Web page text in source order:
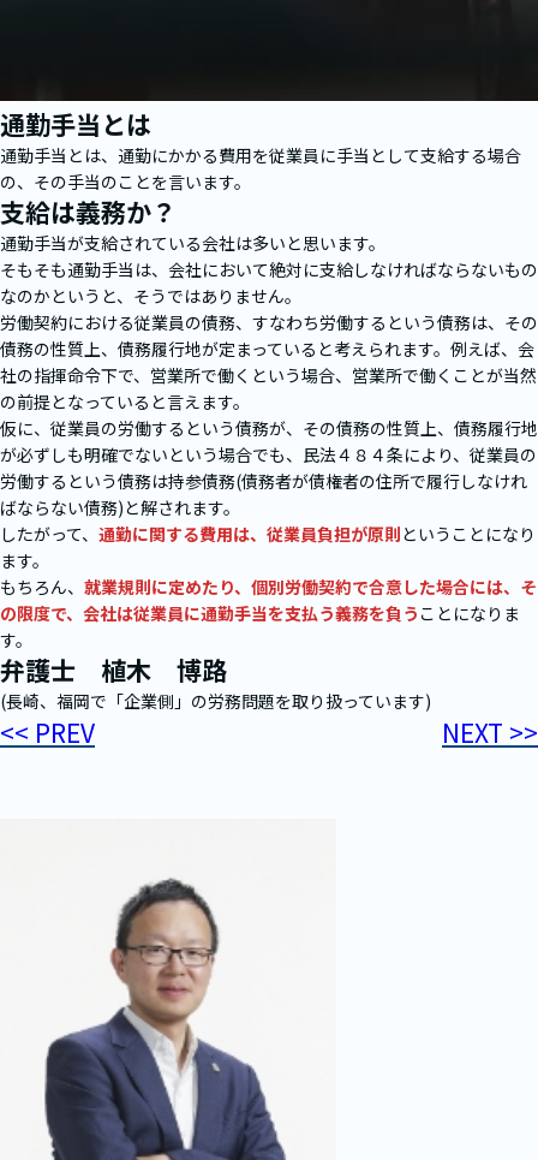
通勤手当とは
通勤手当とは、通勤にかかる費用を従業員に手当として支給する場合
の、その手当のことを言います。
支給は義務か？
通勤手当が支給されている会社は多いと思います。
そもそも通勤手当は、会社において絶対に支給しなければならないもの
なのかというと、そうではありません。
労働契約における従業員の債務、すなわち労働するという債務は、その
債務の性質上、債務履行地が定まっていると考えられます。例えば、会
社の指揮命令下で、営業所で働くという場合、営業所で働くことが当然
の前提となっていると言えます。
仮に、従業員の労働するという債務が、その債務の性質上、債務履行地
が必ずしも明確でないという場合でも、民法４８４条により、従業員の
労働するという債務は持参債務(債務者が債権者の住所で履行しなけれ
ばならない債務)と解されます。
したがって、 通勤に関する費用は、従業員負担が原則ということになり
ます。
もちろん、 就業規則に定めたり、個別労働契約で合意した場合には、そ
の限度で、会社は従業員に通勤手当を支払う義務を負う ことになりま
す。
弁護士 植木 博路
(長崎、福岡で「企業側」の労務問題を取り扱っています)
<< PREV NEXT >>